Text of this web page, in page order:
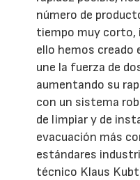
número de
tiempo muy corto,
ello hemos creado
une la fuerza de
aumentando su
con un sistema
de limpiar y de
evacuación más
estándares
técnico Klaus